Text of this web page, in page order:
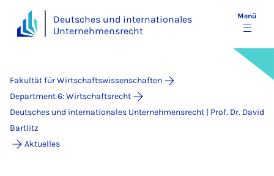
Deutsches und internationales
Unternehmensrecht
Menü
Fakultät für Wirtschaftswissenschaften
Department 6: Wirtschaftsrecht
Deutsches und internationales Unternehmensrecht | Prof. Dr. David
Bartlitz
Aktuelles